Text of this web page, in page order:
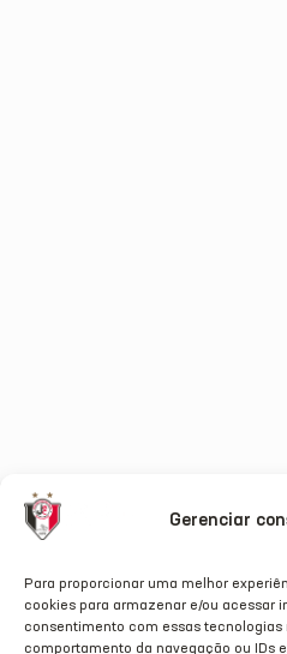
Gerenciar
Para proporcionar uma melhor
cookies para armazenar e/ou acessar
consentimento com essas
comportamento da navegação ou IDs